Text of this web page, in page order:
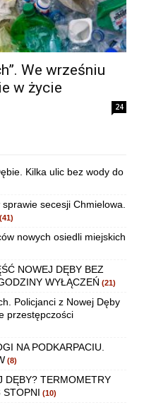
We wrześniu
w życie
24
Kilka ulic bez wody do
secesji Chmielowa.
(41)
nowych osiedli miejskich
NOWEJ DĘBY BEZ
WYŁĄCZEŃ (21)
Policjanci z Nowej Dęby
przestępczości
NA PODKARPACIU.
(8)
DĘBY? TERMOMETRY
STOPNI (10)